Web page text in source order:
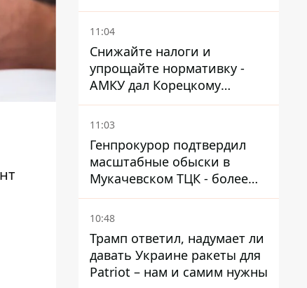
поводу храма УГКЦ на
Северной
11:04
Снижайте налоги и
упрощайте нормативку -
АМКУ дал Корецкому
советы по снижению цен на
топливо
11:03
Генпрокурор подтвердил
масштабные обыски в
Мукачевском ТЦК - более
1,5 тысяч списанных с
военного учета за взятки
10:48
Трамп ответил, надумает ли
давать Украине ракеты для
Patriot – нам и самим нужны